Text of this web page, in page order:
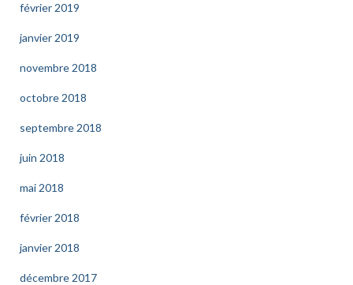
février 2019
janvier 2019
novembre 2018
octobre 2018
septembre 2018
juin 2018
mai 2018
février 2018
janvier 2018
décembre 2017